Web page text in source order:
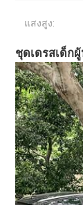
แสงสูง:
ชุดเดรสเด็ก